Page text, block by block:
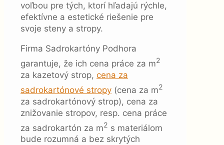
voľbou pre tých, ktorí hľadajú rýchle,
efektívne a estetické riešenie pre
svoje steny a stropy.
Firma Sadrokartóny Podhora
garantuje, že ich cena práce za m2
za kazetový strop, cena za
sadrokartónové stropy (cena za m2
za sadrokartónový strop), cena za
znižovanie stropov, resp. cena práce
za sadrokartón za m2 s materiálom
bude rozumná a bez skrytých